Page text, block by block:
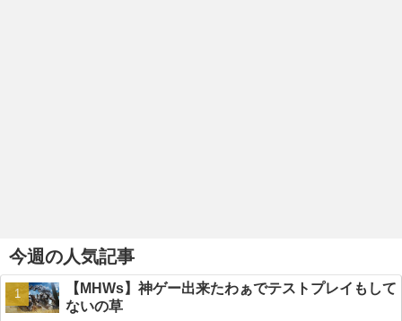
今週の人気記事
【MHWs】神ゲー出来たわぁでテストプレイもして
ないの草